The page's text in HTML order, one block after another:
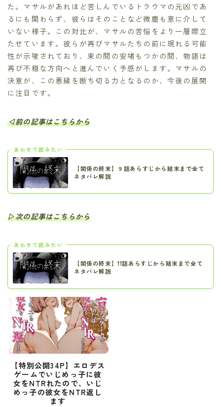
た。マサルがあれほど苦しんでいるトラウマの元凶であ
るにも関わらず、彼らはそのことなど微塵も意に介して
いない様子。この対比が、マサルの苦悩をより一層際立
たせています。彼らが再びマサルたちの前に現れる可能
性が示唆されており、束の間の安堵もつかの間、物語は
再び不穏な方向へと進んでいく予感がします。マサルの
決意が、この悪縁を断ち切る力となるのか、今後の展開
に注目です。
◁前の記事はこちらから
あわせて読みたい
【関係の終末】９話あらすじから結末まで全て
ネタバレ解説
▷次の記事はこちらから
あわせて読みたい
【関係の終末】11話あらすじから結末まで全て
ネタバレ解説
【特別公開34P】エロデス
ゲームでいじめっ子に彼
女をNTRれたので、いじ
めっ子の彼女をNTR返し
ます